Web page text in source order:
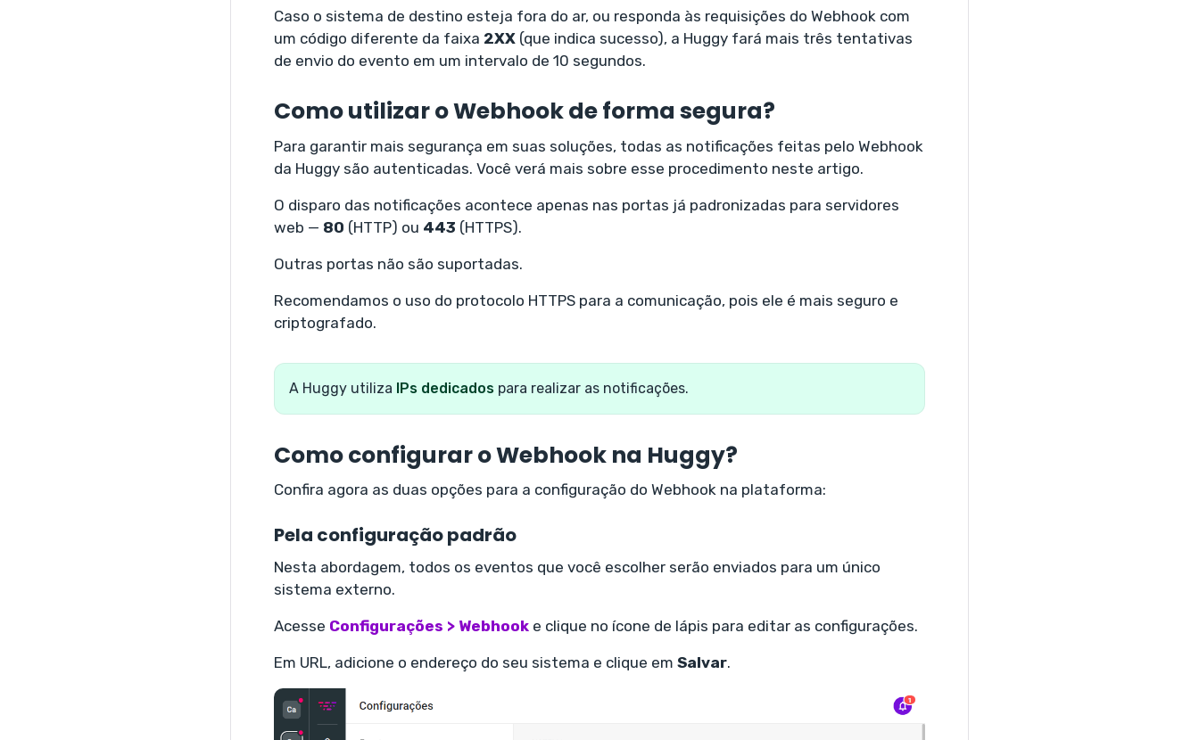
Caso o sistema de destino esteja fora do ar, ou responda às requisições do Webhook com
um código diferente da faixa 2XX(que indica sucesso), a Huggy fará mais três tentativas
de envio do evento em um intervalo de 10 segundos.
Como utilizar o Webhook de forma segura?
Para garantir mais segurança em suas soluções, todas as notificações feitas pelo Webhook
da Huggy são autenticadas. Você verá mais sobre esse procedimento neste artigo.
O disparo das notificações acontece apenas nas portas já padronizadas para servidores
web — 80 (HTTP) ou 443 (HTTPS).
Outras portas não são suportadas.
Recomendamos o uso do protocolo HTTPS para a comunicação, pois ele é mais seguro e
criptografado.
A Huggy utiliza IPs dedicadospara realizar as notificações.
Como configurar o Webhook na Huggy?
Confira agora as duas opções para a configuração do Webhook na plataforma:
Pela configuração padrão
Nesta abordagem, todos os eventos que você escolher serão enviados para um único
sistema externo.
Acesse Configurações > Webhooke clique no ícone de lápis para editar as configurações.
Em URL, adicione o endereço do seu sistema e clique em Salvar.